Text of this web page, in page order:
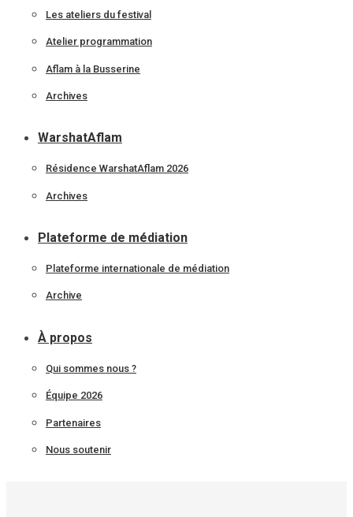
Les ateliers du festival
Atelier programmation
Aflam à la Busserine
Archives
WarshatAflam
Résidence WarshatAflam 2026
Archives
Plateforme de médiation
Plateforme internationale de médiation
Archive
À propos
Qui sommes nous ?
Équipe 2026
Partenaires
Nous soutenir